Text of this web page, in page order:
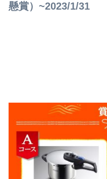
懸賞）~2023/1/31